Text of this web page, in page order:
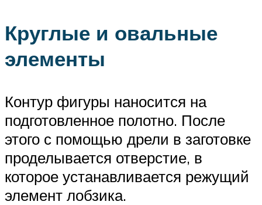
Круглые и овальные
элементы
Контур фигуры наносится на
подготовленное полотно. После
этого с помощью дрели в заготовке
проделывается отверстие, в
которое устанавливается режущий
элемент лобзика.